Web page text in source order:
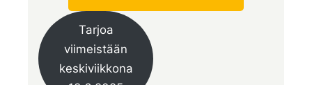
Tarjoa
viimeistään
keskiviikkona